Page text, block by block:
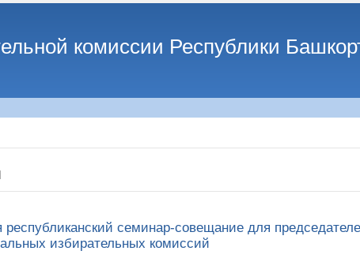
комиссии Республики
республиканский семинар-совещание для
избирательных комиссий